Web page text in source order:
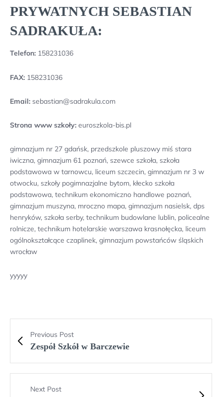
PRYWATNYCH SEBASTIAN
SADRAKUŁA:
Telefon: 158231036
FAX: 158231036
Email: sebastian@sadrakula.com
Strona www szkoły: euroszkola-bis.pl
gimnazjum nr 27 gdańsk, przedszkole pluszowy miś stara
iwiczna, gimnazjum 61 poznań, szewce szkoła, szkoła
podstawowa w tarnowcu, liceum szczecin, gimnazjum nr 3 w
otwocku, szkoły pogimnazjalne bytom, kłecko szkoła
podstawowa, technikum ekonomiczno handlowe poznań,
gimnazjum muszyna, mroczno mapa, gimnazjum nasielsk, dps
henryków, szkoła serby, technikum budowlane lublin, policealne
rolnicze, technikum hotelarskie warszawa krasnołęcka, liceum
ogólnokształcące czaplinek, gimnazjum powstańców śląskich
wrocław
yyyyy
Previous Post
Zespół Szkół w Barczewie
Next Post